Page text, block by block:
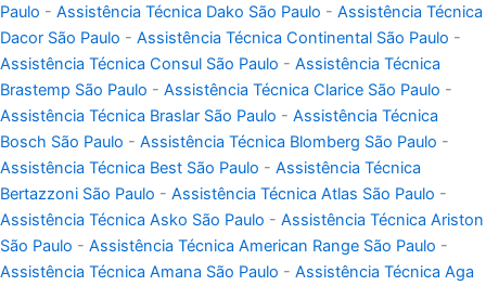
Paulo - Assistência Técnica Dako São Paulo - Assistência Técnica
Dacor São Paulo - Assistência Técnica Continental São Paulo -
Assistência Técnica Consul São Paulo - Assistência Técnica
Brastemp São Paulo - Assistência Técnica Clarice São Paulo -
Assistência Técnica Braslar São Paulo - Assistência Técnica
Bosch São Paulo - Assistência Técnica Blomberg São Paulo -
Assistência Técnica Best São Paulo - Assistência Técnica
Bertazzoni São Paulo - Assistência Técnica Atlas São Paulo -
Assistência Técnica Asko São Paulo - Assistência Técnica Ariston
São Paulo - Assistência Técnica American Range São Paulo -
Assistência Técnica Amana São Paulo - Assistência Técnica Aga